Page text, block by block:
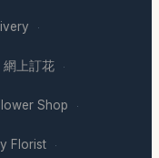
·
網上訂花 ·
Shop ·
Florist ·